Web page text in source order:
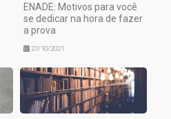
ENADE: Motivos para você
se dedicar na hora de fazer
a prova
27/10/2021